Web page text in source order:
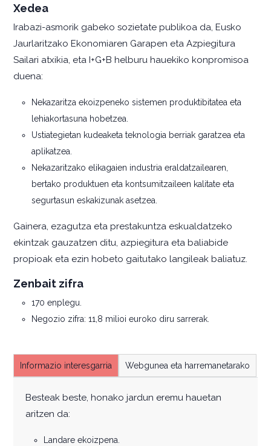
Xedea
Irabazi-asmorik gabeko sozietate publikoa da, Eusko
Jaurlaritzako Ekonomiaren Garapen eta Azpiegitura
Sailari atxikia, eta I+G+B helburu hauekiko konpromisoa
duena:
Nekazaritza ekoizpeneko sistemen produktibitatea eta
lehiakortasuna hobetzea.
Ustiategietan kudeaketa teknologia berriak garatzea eta
aplikatzea.
Nekazaritzako elikagaien industria eraldatzailearen,
bertako produktuen eta kontsumitzaileen kalitate eta
segurtasun eskakizunak asetzea.
Gainera, ezagutza eta prestakuntza eskualdatzeko
ekintzak gauzatzen ditu, azpiegitura eta baliabide
propioak eta ezin hobeto gaitutako langileak baliatuz.
Zenbait zifra
170 enplegu.
Negozio zifra: 11,8 milioi euroko diru sarrerak.
Informazio interesgarria Webgunea eta harremanetarako
Besteak beste, honako jardun eremu hauetan
aritzen da:
Landare ekoizpena.